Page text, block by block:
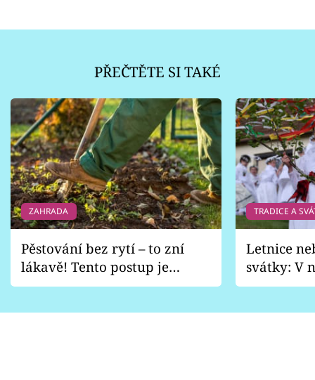
PŘEČTĚTE SI TAKÉ
ZAHRADA
Pěstování bez rytí – to zní
lákavě! Tento postup je
vhodný jen pro některé
TRADICE A
Letnice
svátky: V
pondělí